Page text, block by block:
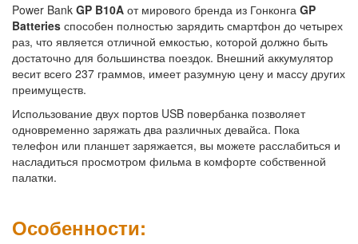
Power Bank GP B10A от мирового бренда из Гонконга GP
Batteries способен полностью зарядить смартфон до четырех
раз, что является отличной емкостью, которой должно быть
достаточно для большинства поездок. Внешний аккумулятор
весит всего 237 граммов, имеет разумную цену и массу других
преимуществ.
Использование двух портов USB повербанка позволяет
одновременно заряжать два различных девайса. Пока
телефон или планшет заряжается, вы можете расслабиться и
насладиться просмотром фильма в комфорте собственной
палатки.
Особенности: